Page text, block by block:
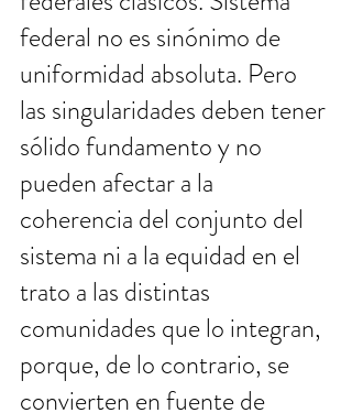
federal no es sinónimo de
uniformidad absoluta. Pero
las singularidades deben tener
sólido fundamento y no
pueden afectar a la
coherencia del conjunto del
sistema ni a la equidad en el
trato a las distintas
comunidades que lo integran,
porque, de lo contrario, se
convierten en fuente de